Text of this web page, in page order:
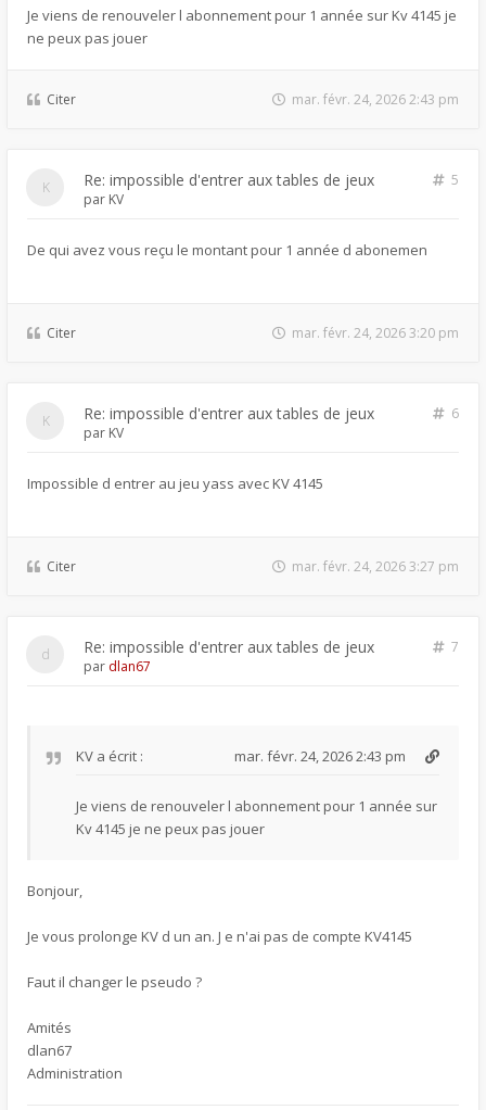
Je viens de renouveler l abonnement pour 1 année sur Kv 4145 je
ne peux pas jouer
Citer mar. févr. 24, 2026 2:43 pm
Re: impossible d'entrer aux tables de jeux
5
par KV
De qui avez vous reçu le montant pour 1 année d abonemen
Citer mar. févr. 24, 2026 3:20 pm
Re: impossible d'entrer aux tables de jeux
6
par KV
Impossible d entrer au jeu yass avec KV 4145
Citer mar. févr. 24, 2026 3:27 pm
Re: impossible d'entrer aux tables de jeux
7
par dlan67
KV a écrit : mar. févr. 24, 2026 2:43 pm
Je viens de renouveler l abonnement pour 1 année sur
Kv 4145 je ne peux pas jouer
Bonjour,
Je vous prolonge KV d un an. J e n'ai pas de compte KV4145
Faut il changer le pseudo ?
Amités
dlan67
Administration